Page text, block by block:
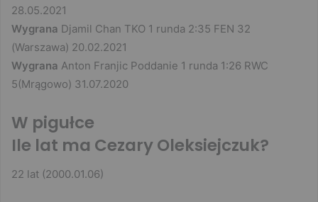
28.05.2021
Wygrana Djamil Chan TKO 1 runda 2:35 FEN 32
(Warszawa) 20.02.2021
Wygrana Anton Franjic Poddanie 1 runda 1:26 RWC
5(Mrągowo) 31.07.2020
W pigułce
Ile lat ma Cezary Oleksiejczuk?
22 lat (2000.01.06)